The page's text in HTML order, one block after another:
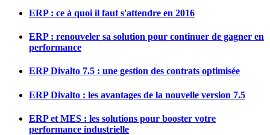
ERP : ce à quoi il faut s'attendre en 2016
ERP : renouveler sa solution pour continuer de gagner en
performance
ERP Divalto 7.5 : une gestion des contrats optimisée
ERP Divalto : les avantages de la nouvelle version 7.5
ERP et MES : les solutions pour booster votre
performance industrielle